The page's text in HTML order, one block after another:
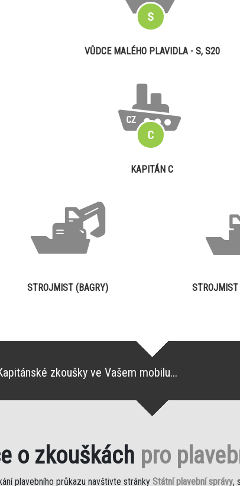
VŮDCE MALÉHO PLAVIDLA - S, S20
KAPITÁN C
STROJMIST (BAGRY)
zkoušky ve Vašem mobilu...
o zkouškách pro
plavebního průkazu navštivte stránky Státní plavební správy,